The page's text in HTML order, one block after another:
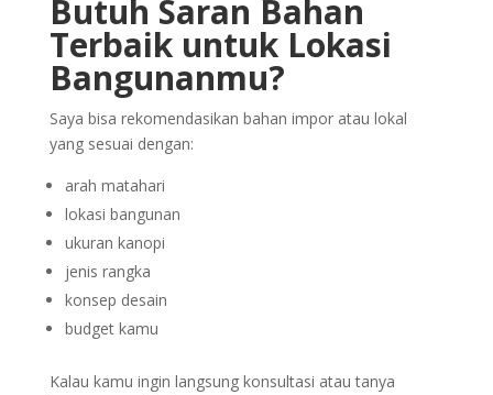
Butuh Saran Bahan
Terbaik untuk Lokasi
Bangunanmu?
Saya bisa rekomendasikan bahan impor atau lokal
yang sesuai dengan:
arah matahari
lokasi bangunan
ukuran kanopi
jenis rangka
konsep desain
budget kamu
Kalau kamu ingin langsung konsultasi atau tanya